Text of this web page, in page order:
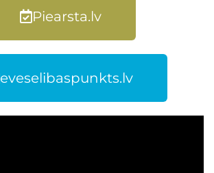
Piearsta.lv
eveselibaspunkts.lv